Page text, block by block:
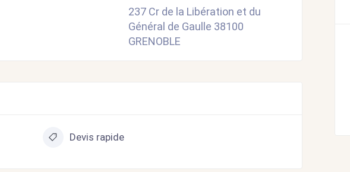
237 Cr de la Libération et du
Général de Gaulle 38100
GRENOBLE
Devis rapide